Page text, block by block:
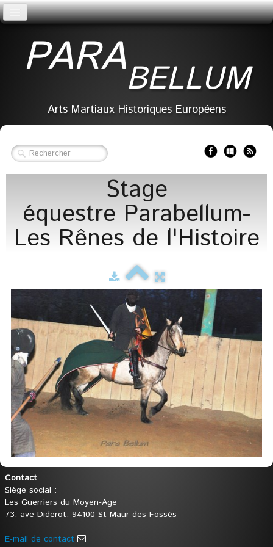
Association
Docs
Galerie
PARABELLUM
Arts Martiaux Historiques Européens
Stage
équestre Parabellum-
Les Rênes de l'Histoire
Contact
Siège social :
Les Guerriers du Moyen-Age
73, ave Diderot, 94100 St Maur des Fossés
E-mail de contact